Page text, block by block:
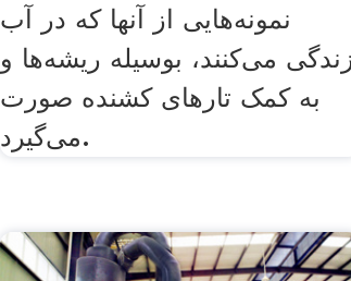
نمونه‌هایی از آنها که در آب
می‌کنند، بوسیله ریشه‌ها و
به کمک تارهای کشنده صورت
می‌گیرد.